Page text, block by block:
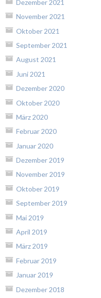
Dezember 2021
November 2021
Oktober 2021
September 2021
August 2021
Juni 2021
Dezember 2020
Oktober 2020
März 2020
Februar 2020
Januar 2020
Dezember 2019
November 2019
Oktober 2019
September 2019
Mai 2019
April 2019
März 2019
Februar 2019
Januar 2019
Dezember 2018